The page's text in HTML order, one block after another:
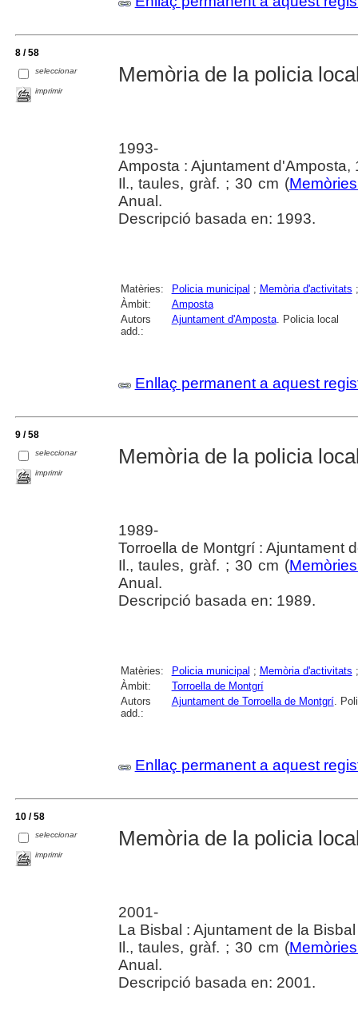
8 / 58
seleccionar
imprimir
Memòria de la policia
1993-
Amposta : Ajuntament d'Amposta,
Il., taules, gràf. ; 30 cm (
Anual.
Descripció basada en: 1993.
Matèries: Policia municipal ; Memòria d'activitats
Àmbit:
Amposta
Autors
add.:
Ajuntament d'Amposta. Policia local
Enllaç permanent a aquest
9 / 58
seleccionar
imprimir
Memòria de la policia
1989-
Torroella de Montgrí : Ajuntament
Il., taules, gràf. ; 30 cm (
Anual.
Descripció basada en: 1989.
Matèries: Policia municipal ; Memòria d'activitats
Àmbit:
Torroella de Montgrí
Autors
add.:
Ajuntament de Torroella de Montgrí.
Enllaç permanent a aquest
10 / 58
seleccionar
imprimir
Memòria de la policia
2001-
La Bisbal : Ajuntament de la
Il., taules, gràf. ; 30 cm (
Anual.
Descripció basada en: 2001.